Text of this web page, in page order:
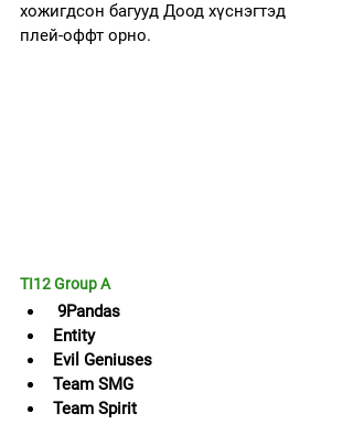
хожигдсон багууд Доод хүснэгтэд
плей-оффт орно.
TI12 Group A
9Pandas
Entity
Evil Geniuses
Team SMG
Team Spirit